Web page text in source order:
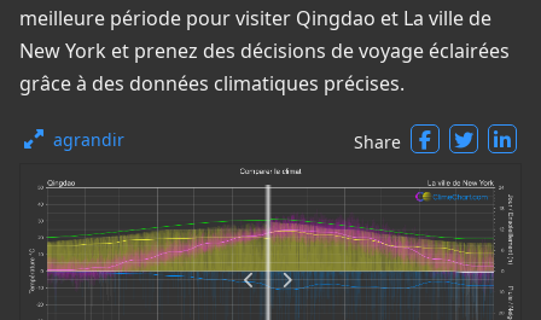
meilleure période pour visiter Qingdao et La ville de
New York et prenez des décisions de voyage éclairées
grâce à des données climatiques précises.
agrandir Share